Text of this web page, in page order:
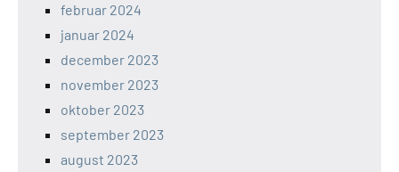
februar 2024
januar 2024
december 2023
november 2023
oktober 2023
september 2023
august 2023